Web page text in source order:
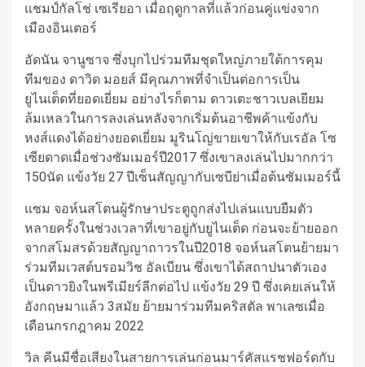
แชมป์กัลโช่ เซเรียอา เมื่อฤดูกาลที่แล้วก่อนคู่แข่งจาก
เมืองอินเตอร์
อัดนัน จานูซาจ ซึ่งบุกไปร่วมทีมชุดใหญ่ภายใต้การคุม
ทีมของ ดาวิด มอยส์ มีคุณภาพที่จําเป็นต่อการเป็น
ยูไนเต็ดที่ยอดเยี่ยม อย่างไรก็ตาม ดาวเตะชาวเบลเยียม
ล้มเหลวในการลงเล่นหลังจากเริ่มต้นอาชีพค้าแข้งกับ
หงส์แดงได้อย่างยอดเยี่ยม มูรินโญ่ขายเขาให้กับเรอัล โซ
เซียดาดเมื่อช่วงซัมเมอร์ปี2017 ซึ่งเขาลงเล่นไปมากกว่า
150นัด แข้งวัย 27 ปีเซ็นสัญญากับเซบีย่าเมื่อต้นซัมเมอร์นี้
แซม จอห์นสโตนผู้รักษาประตูถูกส่งไปเล่นแบบยืมตัว
หลายครั้งในช่วงเวลาที่เขาอยู่กับยูไนเต็ด ก่อนจะย้ายออก
จากสโมสรด้วยสัญญาถาวรในปี2018 จอห์นสโตนย้ายมา
ร่วมทีมเวสต์บรอมวิช อัลเบียน ซึ่งเขาได้สถาปนาตัวเอง
เป็นดาวยิงในพรีเมียร์ลีกต่อไป แข้งวัย 29 ปี ซึ่งเคยเล่นให้
อังกฤษมาแล้ว 3สมัย ย้ายมาร่วมทีมคริสตัล พาเลซเมื่อ
เดือนกรกฎาคม 2022
วิล คีนมีชื่อเสียงในสายการเล่นก่อนมาร์คัสแรชฟอร์ดกับ